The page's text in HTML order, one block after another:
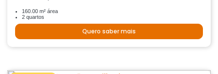
160.00 m² área
2 quartos
Quero saber mais